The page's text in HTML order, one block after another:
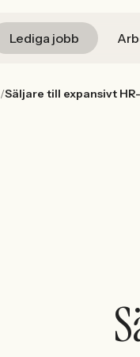
Lediga jobb
/Säljare till expansivt